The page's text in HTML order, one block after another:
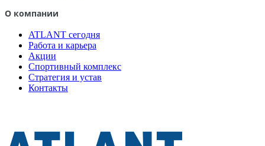
О компании
ATLANT сегодня
Работа и карьера
Акции
Спортивный комплекс
Стратегия и устав
Контакты